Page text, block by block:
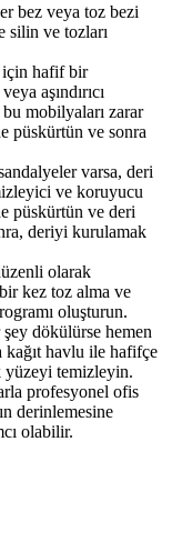
bez veya toz bezi
silin ve tozları
hafif bir
aşındırıcı
mobilyaları zarar
püskürtün ve sonra
varsa, deri
ve koruyucu
püskürtün ve deri
deriyi kurulamak
olarak
kez toz alma ve
oluşturun.
dökülürse hemen
kağıt havlu ile hafifçe
yüzeyi temizleyin.
profesyonel ofis
derinlemesine
olabilir.